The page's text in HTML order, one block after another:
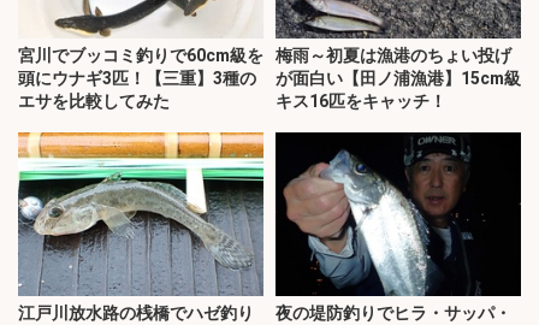
宮川でブッコミ釣りで60cm級を
頭にウナギ3匹！【三重】3種の
エサを比較してみた
梅雨～初夏は漁港のちょい投げ
が面白い【田ノ浦漁港】15cm級
キス16匹をキャッチ！
江戸川放水路の桟橋でハゼ釣り
夜の堤防釣りでヒラ・サッパ・